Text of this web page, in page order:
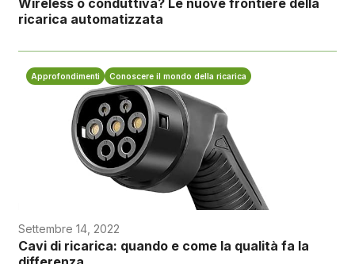
ricarica automatizzata
Approfondimenti Conoscere il mondo della ricarica
Settembre 14, 2022
Cavi di ricarica: quando e come la qualità fa la